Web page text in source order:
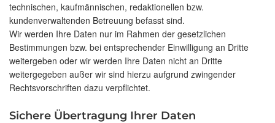
technischen, kaufmännischen, redaktionellen bzw.
kundenverwaltenden Betreuung befasst sind.
Wir werden Ihre Daten nur im Rahmen der gesetzlichen
Bestimmungen bzw. bei entsprechender Einwilligung an Dritte
weitergeben oder wir werden Ihre Daten nicht an Dritte
weitergegeben außer wir sind hierzu aufgrund zwingender
Rechtsvorschriften dazu verpflichtet.
Sichere Übertragung Ihrer Daten